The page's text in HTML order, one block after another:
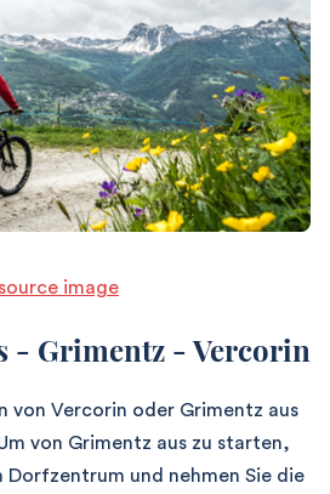
source image
- Grimentz - Vercorin
von Vercorin oder Grimentz aus
von Grimentz aus zu starten,
Dorfzentrum und nehmen Sie die